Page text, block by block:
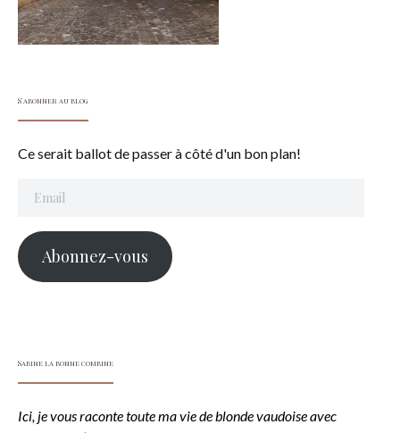
S'abonner au blog
Ce serait ballot de passer à côté d'un bon plan!
Abonnez-vous
Sabine la bonne combine
Ici, je vous raconte toute ma vie de blonde vaudoise avec